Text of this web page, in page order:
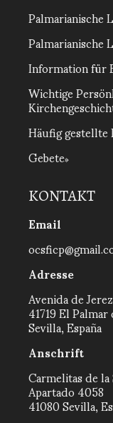
Information für
Wichtige
Häufig
Gebete
KONTAKT
Email
Adresse
Avenida de
41719 El
Sevilla, España
Anschrift
Carmelitas de
Apartado 4058
41080 Sevilla,